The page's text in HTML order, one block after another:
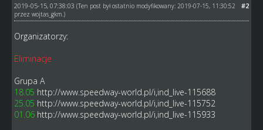
#2
2019-05-15, 07:38:03 (Ten post był ostatnio modyfikowany: 2019-07-15, 11:30:52
przez wojtas_gkm .)
Organizatorzy:
Eliminacje
Grupa A
18.05 http://www.speedway-world.pl/i,ind_live-115688
25.05 http://www.speedway-world.pl/i,ind_live-115752
01.06 http://www.speedway-world.pl/i,ind_live-115933